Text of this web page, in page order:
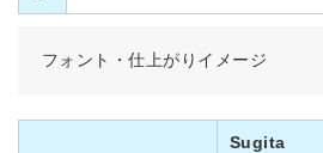
フォント・仕上がりイメージ
Sugita